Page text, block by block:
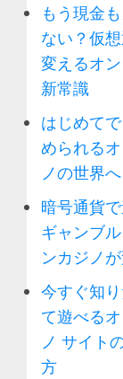
もう現金
ない？仮
変えるオ
新常識
はじめて
められる
ノの世界へ
暗号通貨
ギャンブ
ンカジノ
今すぐ知
て遊べる
ノ サイト
方